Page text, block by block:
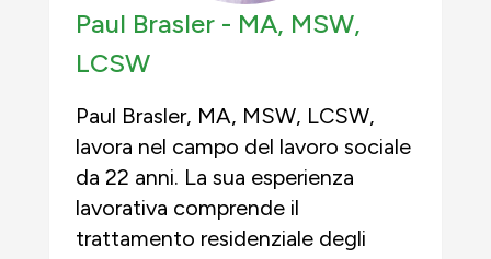
Paul Brasler - MA, MSW,
LCSW
Paul Brasler, MA, MSW, LCSW,
lavora nel campo del lavoro sociale
da 22 anni. La sua esperienza
lavorativa comprende il
trattamento residenziale degli